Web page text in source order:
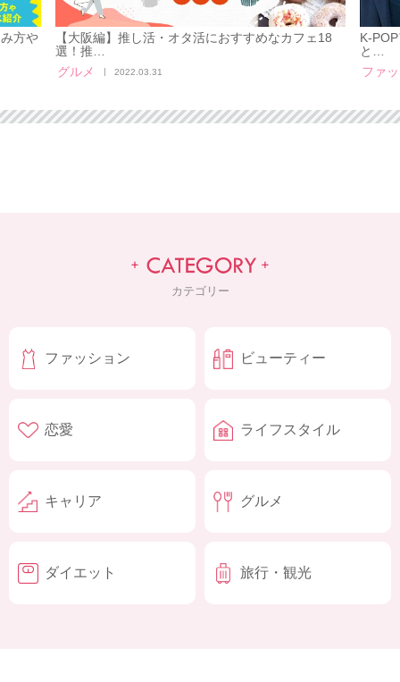
方や
【大阪編】推し活・オタ活におすすめなカフェ18
選！推…
グルメ
2022.03.31
K-
と…
ファ
カテゴリー
ファッション ビューティー
恋愛 ライフスタイル
キャリア グルメ
ダイエット 旅行・観光